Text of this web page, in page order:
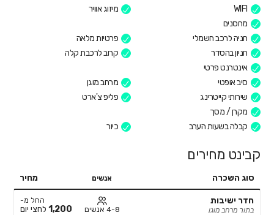
WIFI
מיזוג אוויר
מחסנים
חניה לרכב חשמלי
פרטיות מלאה
חניון בהסדר
קרוב לרכבת קלה
אינטרנט פרטי
סיב אופטי
מרחב מוגן
שירותי קייטרינג
פליפ צ'ארט
מקרן / מסך
קבלה בשעות הערב
כיור
קבינט מחירים
סוג השכרה אנשים מחיר
חדר ישיבות
בתוך מרחב מוגן 4-8 אנשים
החל מ-
1,200 לחצי יום